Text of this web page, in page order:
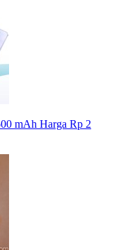
mAh Harga Rp 2